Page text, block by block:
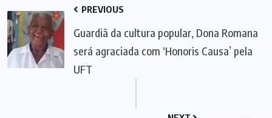
PREVIOUS
Guardiã da cultura popular, Dona Romana
será agraciada com ‘Honoris Causa’ pela
UFT